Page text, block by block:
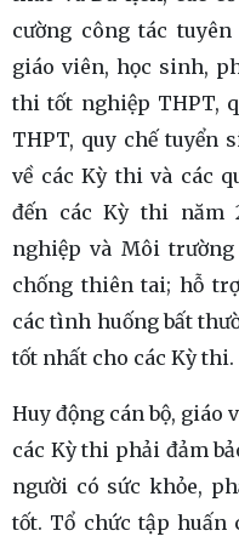
cường công tác
giáo viên, học sinh,
thi tốt nghiệp THPT,
THPT, quy chế tuyển
về các Kỳ thi và các
đến các Kỳ thi năm
nghiệp và Môi
chống thiên tai; hỗ
các tình huống bất
tốt nhất cho các Kỳ thi.
Huy động cán bộ,
các Kỳ thi phải đảm
người có sức khỏe,
tốt. Tổ chức tập huấn